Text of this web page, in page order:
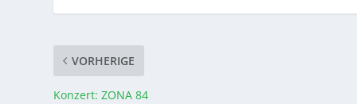
VORHERIGE
Konzert: ZONA 84